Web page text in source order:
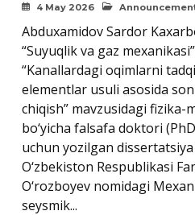
4 May 2026
Abduxamidov Sardor
“Suyuqlik va gaz
“Kanallardagi oqimlarni
elementlar usuli asosida
chiqish” mavzusidagi fizika-
bo‘yicha falsafa doktori
uchun yozilgan
O‘zbekiston Respublikasi
O‘rozboyev nomidagi
seysmik...